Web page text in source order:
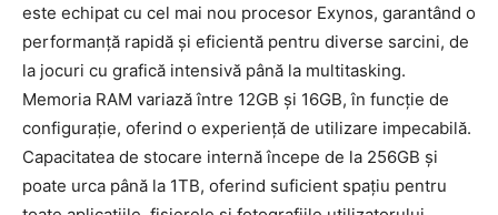
este echipat cu cel mai nou procesor Exynos, garantând o
performanță rapidă și eficientă pentru diverse sarcini, de
la jocuri cu grafică intensivă până la multitasking.
Memoria RAM variază între 12GB și 16GB, în funcție de
configurație, oferind o experiență de utilizare impecabilă.
Capacitatea de stocare internă începe de la 256GB și
poate urca până la 1TB, oferind suficient spațiu pentru